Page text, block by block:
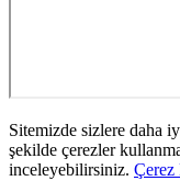
Sitemizde sizlere daha
şekilde çerezler
inceleyebilirsiniz. Çerez